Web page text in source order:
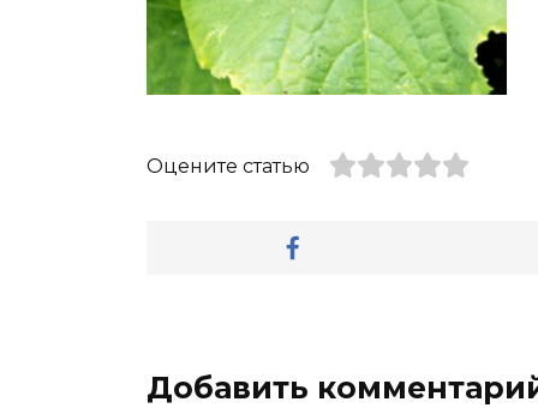
Оцените статью
Добавить